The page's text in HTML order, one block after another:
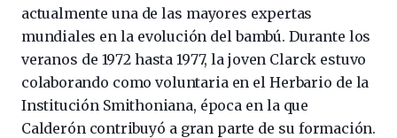
actualmente una de las mayores expertas
mundiales en la evolución del bambú. Durante los
veranos de 1972 hasta 1977, la joven Clarck estuvo
colaborando como voluntaria en el Herbario de la
Institución Smithoniana, época en la que
Calderón contribuyó a gran parte de su formación.